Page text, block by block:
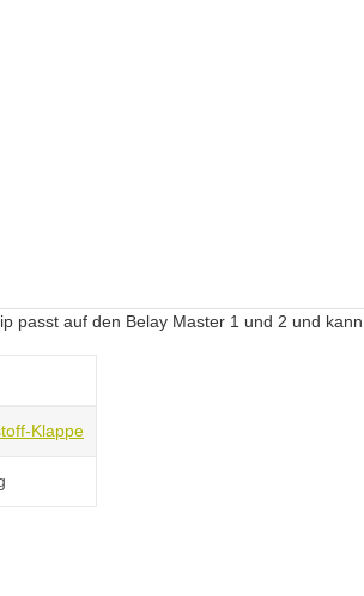
passt auf den Belay Master 1 und 2 und
Klappe